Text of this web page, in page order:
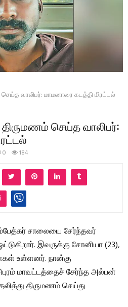
வாலிபர்: மாமனாரை கடத்தி மிரட்டல்
செய்த வாலிபர்:
0 184
சாலையை சேர்ந்தவர்
இவருக்கு சோனியா (23),
உள்ளனர். நான்கு
மாவட்டத்தைச் சேர்ந்த அல்பன்
திருமணம் செய்து